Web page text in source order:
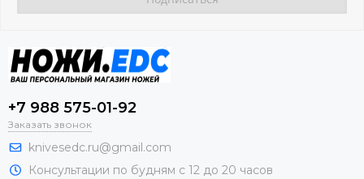
+7 988 575-01-92
Заказать звонок
knivesedc.ru@gmail.com
Консультации по будням с 12 до 20 часов